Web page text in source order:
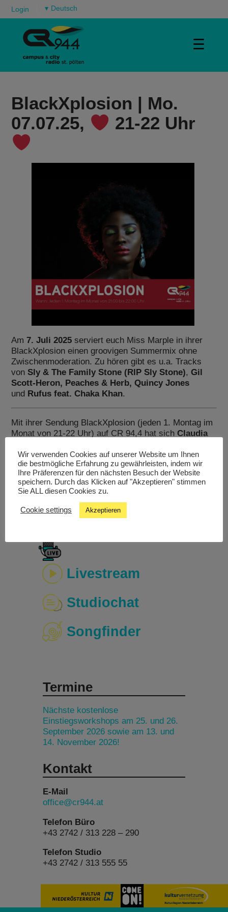
Login ▾
☰
BlackXplosion | Mo.
07.07.25,
21-22 Uhr
Am7. Juli 2025 serviert euch Miss Marple in ihrer
BlackXplosion einen groovigen Summermix ohne
Zwischenmoderation. Zu hören gibt es u.a. Tracks
vonSly & The Family Stone (RIP Sly Stone),Gil
Scott-Heron, Peaches & Herb, Quincy Jones
und Rufus feat. Chaka Khan.
Mit ihrer Sendung BlackXplosion (jeden 1. Montag im
Monat von 21-22 Uhr) auf CR 94,4 hat sichClaudia
Black Soul, Funk, Dancefloor-Jazz und Disco der
60er, 70er und 80er Jahre spezialisiert, jedoch
werden auch immer wieder aktuelle KünstlerInnen
präsentiert, die ganz im frühen Stil Soul und Funk
Livestream
Studiochat
Songfinder
Termine
Nächste kostenlose
Einstiegsworkshops am 25. und 26.
September 2026 sowie am 13. und
14. November 2026!
Kontakt
E-Mail
office@cr944.at
Telefon Büro
+43 2742 / 313 228 – 290
Telefon Studio
+43 2742 / 313 555 55
Wir verwenden Cookies auf unserer Website um Ihnen
die bestmögliche Erfahrung zu gewährleisten, indem wir
Ihre Präferenzen für den nächsten Besuch der Website
speichern. Durch das Klicken auf "Akzeptieren" stimmen
Sie ALL diesen Cookies zu.
Cookie settings Akzeptieren